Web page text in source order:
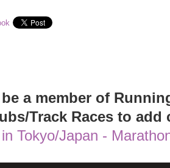
a member of
Track Races to add
Tokyo/Japan -